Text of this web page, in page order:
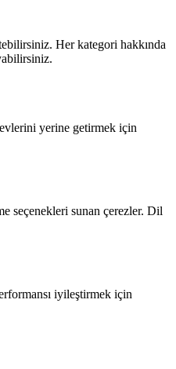
Her kategori hakkında
yerine getirmek için
seçenekleri sunan çerezler. Dil
iyileştirmek için